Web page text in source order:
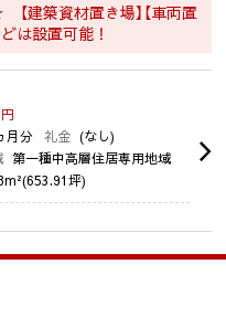
築資材置き場】【車両置
どは設置可能！
円
月分 礼金 (なし)
第一種中高層住居専用地域
坪)